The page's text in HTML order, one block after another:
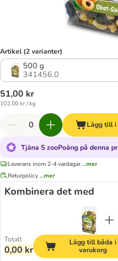
Artikel (2 varianter)
500 g
341456.0
51,00 kr
102,00 kr / kg
Lägg till
Tjäna 5 zooPoäng på denna
Leverans inom 2-4 vardagar...mer
Returpolicy...mer
Kombinera det med
Totalt
0,00 kr
Lägg till båda i
varukorg